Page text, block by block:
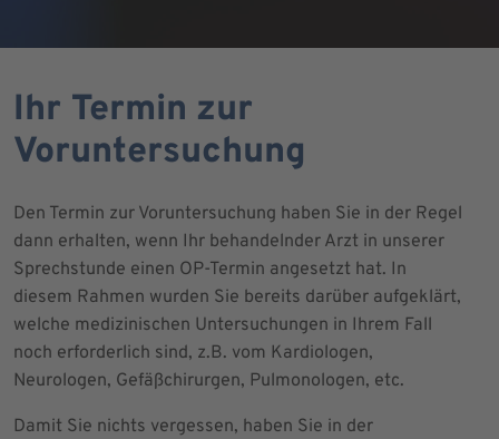
Ihr Termin zur
Voruntersuchung
Den Termin zur Voruntersuchung haben Sie in der Regel
dann erhalten, wenn Ihr behandelnder Arzt in unserer
Sprechstunde einen OP-Termin angesetzt hat. In
diesem Rahmen wurden Sie bereits darüber aufgeklärt,
welche medizinischen Untersuchungen in Ihrem Fall
noch erforderlich sind, z.B. vom Kardiologen,
Neurologen, Gefäßchirurgen, Pulmonologen, etc.
Damit Sie nichts vergessen, haben Sie in der